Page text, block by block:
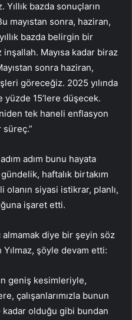
bazda sonuçların
mayıstan sonra, haziran,
bazda belirgin bir
Mayısa kadar biraz
sonra haziran,
göreceğiz. 2025 yılında
yüzde 15’lere düşecek.
tek haneli enflasyon
süreç.”
adım bunu hayata
haftalık birtakım
siyasi istikrar, planlı,
işaret etti.
almamak diye bir şeyin söz
Yılmaz, şöyle devam etti:
geniş kesimleriyle,
çalışanlarımızla bunun
olduğu gibi bundan